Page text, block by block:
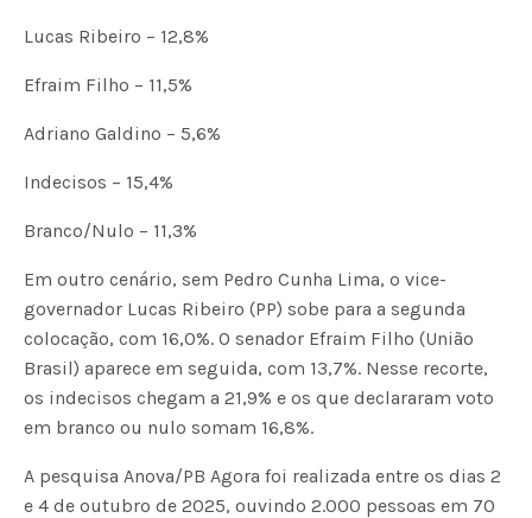
Lucas Ribeiro – 12,8%
Efraim Filho – 11,5%
Adriano Galdino – 5,6%
Indecisos – 15,4%
Branco/Nulo – 11,3%
Em outro cenário, sem Pedro Cunha Lima, o vice-
governador Lucas Ribeiro (PP) sobe para a segunda
colocação, com 16,0%. O senador Efraim Filho (União
Brasil) aparece em seguida, com 13,7%. Nesse recorte,
os indecisos chegam a 21,9% e os que declararam voto
em branco ou nulo somam 16,8%.
A pesquisa Anova/PB Agora foi realizada entre os dias 2
e 4 de outubro de 2025, ouvindo 2.000 pessoas em 70